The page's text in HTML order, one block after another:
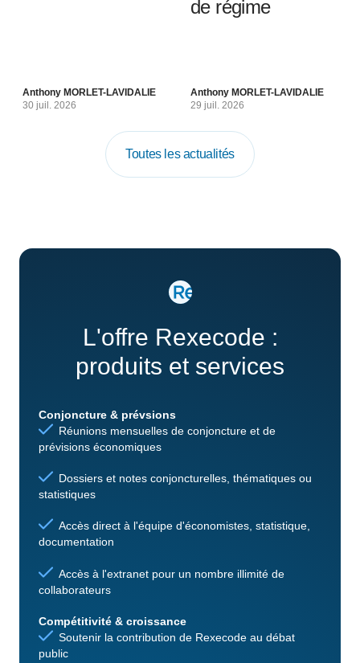
Anthony MORLET-LAVIDALIE
30 juil. 2026
de régime
Anthony MORLET-LAVIDALIE
29 juil. 2026
Toutes les actualités
L'offre Rexecode :
produits et services
Conjoncture & prévsions
Réunions mensuelles de conjoncture et de
prévisions économiques
Dossiers et notes conjoncturelles, thématiques ou
statistiques
Accès direct à l'équipe d'économistes, statistique,
documentation
Accès à l'extranet pour un nombre illimité de
collaborateurs
Compétitivité & croissance
Soutenir la contribution de Rexecode au débat
public